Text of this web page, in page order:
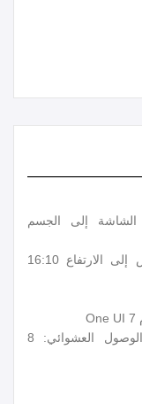
344.5 سم² (نسبة الشاشة إلى الجسم
الدقة: 1440 × 2304 بكسل، نسبة العرض إلى الارتفاع 16:10
الذاكرة الداخلية: 128 جيجابايت، ذاكرة الوصول العشوائي: 8